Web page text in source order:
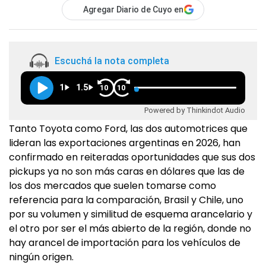
Agregar Diario de Cuyo en
Escuchá la nota completa
1 1.5 10 10
Powered by Thinkindot Audio
Tanto Toyota como Ford, las dos automotrices que
lideran las exportaciones argentinas en 2026, han
confirmado en reiteradas oportunidades que sus dos
pickups ya no son más caras en dólares que las de
los dos mercados que suelen tomarse como
referencia para la comparación, Brasil y Chile, uno
por su volumen y similitud de esquema arancelario y
el otro por ser el más abierto de la región, donde no
hay arancel de importación para los vehículos de
ningún origen.